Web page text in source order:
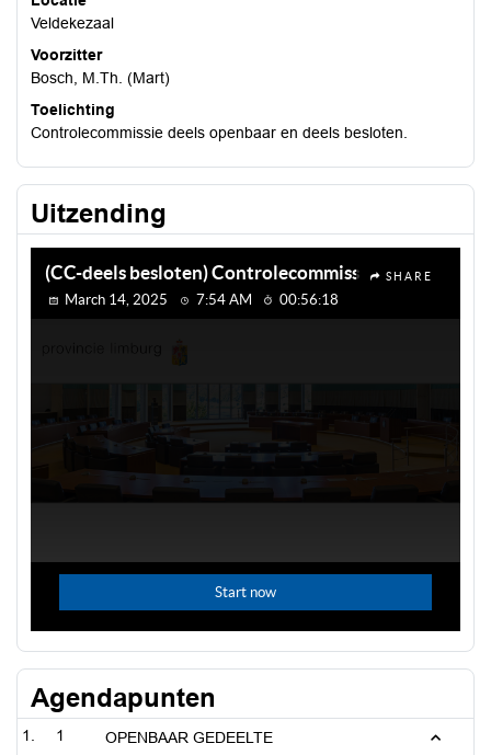
Veldekezaal
Voorzitter
Bosch, M.Th. (Mart)
Toelichting
Controlecommissie deels openbaar en deels besloten.
Uitzending
Agendapunten
1 OPENBAAR GEDEELTE